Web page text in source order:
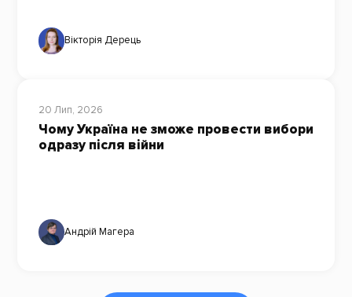
Вікторія Дерець
20 Лип, 2026
Чому Україна не зможе провести вибори
одразу після війни
Андрій Магера